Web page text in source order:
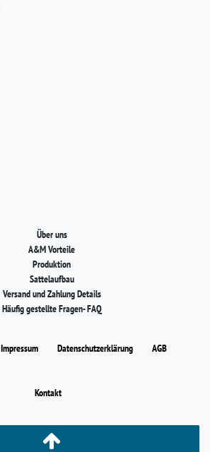
Über uns
A&M Vorteile
Produktion
Sattelaufbau
Versand und Zahlung Details
Häufig gestellte Fragen- FAQ
Impressum Daten­schutz­erklärung AGB
Kontakt